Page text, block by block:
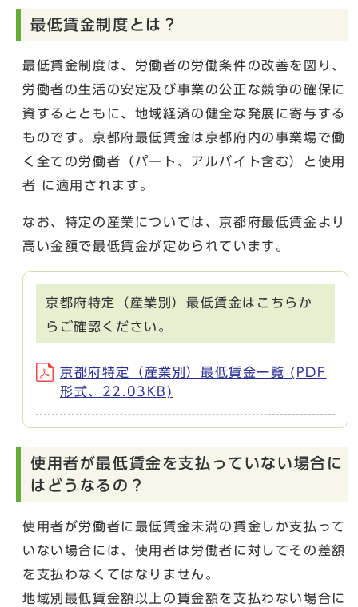
最低賃金制度とは？
最低賃金制度は、労働者の労働条件の改善を図り、
労働者の生活の安定及び事業の公正な競争の確保に
資するとともに、地域経済の健全な発展に寄与する
ものです。京都府最低賃金は京都府内の事業場で働
く全ての労働者（パート、アルバイト含む）と使用
者 に適用されます。
なお、特定の産業については、京都府最低賃金より
高い金額で最低賃金が定められています。
京都府特定（産業別）最低賃金はこちらか
らご確認ください。
京都府特定（産業別）最低賃金一覧 (PDF
形式、22.03KB)
使用者が最低賃金を支払っていない場合に
はどうなるの？
使用者が労働者に最低賃金未満の賃金しか支払って
いない場合には、使用者は労働者に対してその差額
を支払わなくてはなりません。
地域別最低賃金額以上の賃金額を支払わない場合に